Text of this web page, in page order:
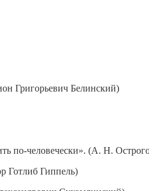
Григорьевич Белинский)
по-человечески». (А. Н.
Готлиб Гиппель)